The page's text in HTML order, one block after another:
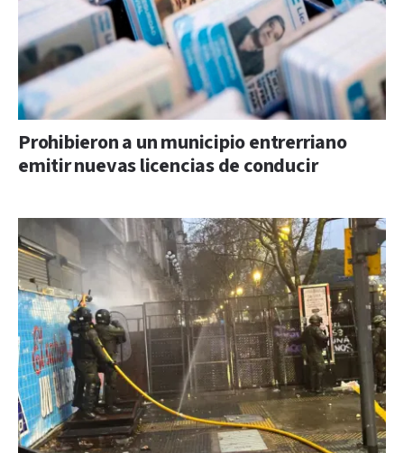
Prohibieron a un municipio entrerriano
emitir nuevas licencias de conducir